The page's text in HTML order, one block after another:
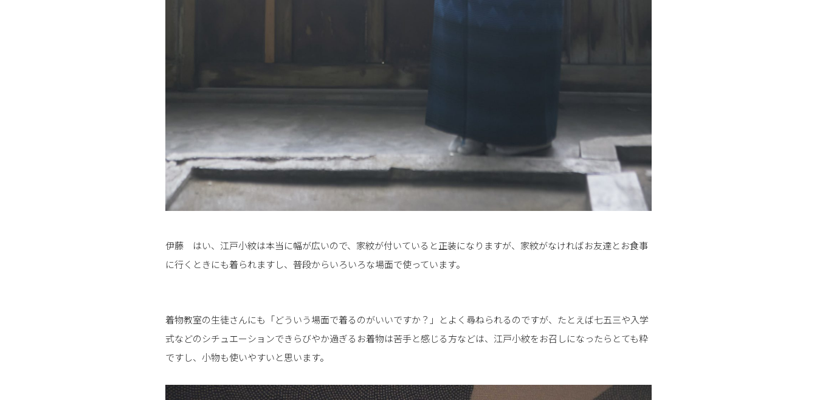
伊藤 はい、江戸小紋は本当に幅が広いので、家紋が付いていると正装になりますが、家紋がなければお友達とお食事
に行くときにも着られますし、普段からいろいろな場面で使っています。
着物教室の生徒さんにも「どういう場面で着るのがいいですか？」とよく尋ねられるのですが、たとえば七五三や入学
式などのシチュエーションできらびやか過ぎるお着物は苦手と感じる方などは、江戸小紋をお召しになったらとても粋
ですし、小物も使いやすいと思います。